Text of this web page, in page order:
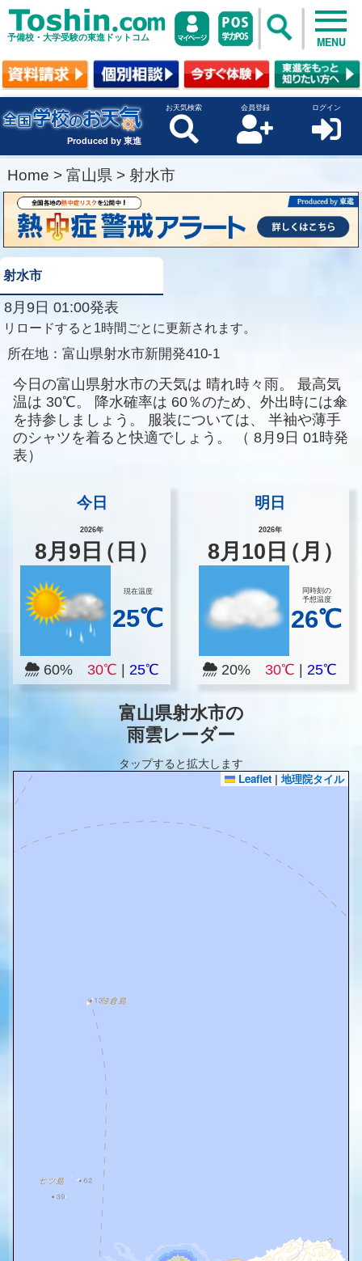
予備校・大学受験の東進ドットコム MENU
Produced by 東進
お天気検索 会員登録 ログイン
Home > 富山県 > 射水市
射水市
8月9日 01:00発表
リロードすると1時間ごとに更新されます。
所在地： 富山県射水市新開発410-1
今日の富山県射水市の天気は 晴れ時々雨。
最高気
温は 30℃。 降水確率は 60％のため、外出時には傘
を持参しましょう。
服装については、
半袖や薄手
のシャツを着ると快適でしょう。
（ 8月9日 01時発
表）
今日
2026年
8月 9 日（日）
現在温度
25℃
60% 30℃ 25℃
明日
2026年
8月 10 日（月）
同時刻の
予想温度
26℃
20% 30℃ |25℃
富山県射水市の
雨雲レーダー
タップすると拡大します
Leaflet | 地理院タイル